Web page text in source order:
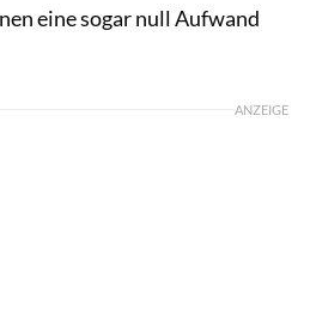
eine sogar null Aufwand
ANZEIGE